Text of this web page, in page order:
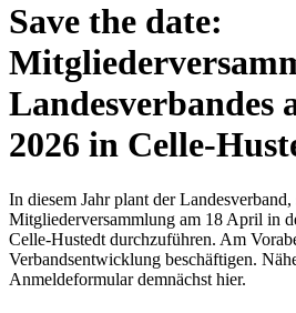
Save the date:
Landesverbandes
2026 in Celle-
In diesem Jahr plant der Landesverband,
Mitgliederversammlung am 18 April in
Celle-Hustedt durchzuführen. Am
Verbandsentwicklung beschäftigen.
Anmeldeformular demnächst hier.